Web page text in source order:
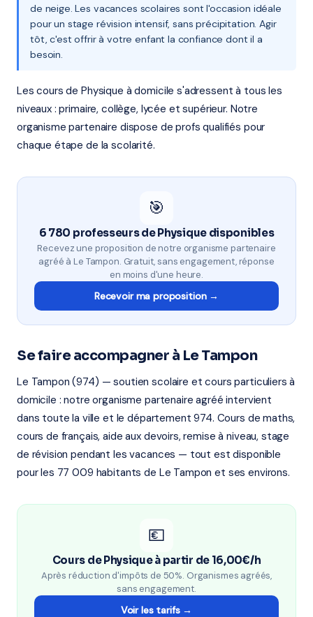
de neige. Les vacances scolaires sont l'occasion idéale
pour un stage révision intensif, sans précipitation. Agir
tôt, c'est offrir à votre enfant la confiance dont il a
besoin.
Les cours de Physique à domicile s'adressent à tous les
niveaux : primaire, collège, lycée et supérieur. Notre
organisme partenaire dispose de profs qualifiés pour
chaque étape de la scolarité.
🎯
6 780 professeurs de Physique disponibles
Recevez une proposition de notre organisme partenaire
agréé à Le Tampon. Gratuit, sans engagement, réponse
en moins d'une heure.
Recevoir ma proposition →
Se faire accompagner à Le Tampon
Le Tampon (974) — soutien scolaire et cours particuliers à
domicile : notre organisme partenaire agréé intervient
dans toute la ville et le département 974. Cours de maths,
cours de français, aide aux devoirs, remise à niveau, stage
de révision pendant les vacances — tout est disponible
pour les 77 009 habitants de Le Tampon et ses environs.
💶
Cours de Physique à partir de 16,00€/h
Après réduction d'impôts de 50%. Organismes agréés,
sans engagement.
Voir les tarifs →